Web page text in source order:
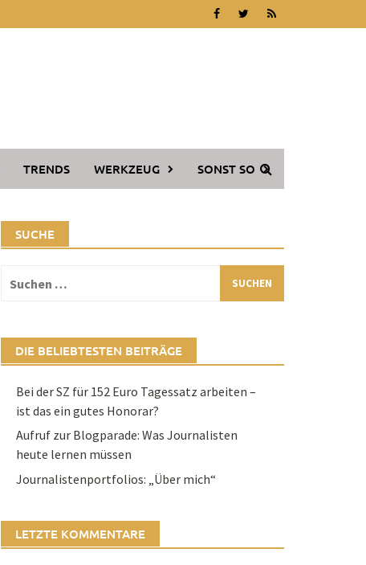
TRENDS WERKZEUG SONST SO
SUCHE
nach:
DIE BELIEBTESTEN BEITRÄGE
Bei der SZ für 152 Euro Tagessatz arbeiten –
ist das ein gutes Honorar?
Aufruf zur Blogparade: Was Journalisten
heute lernen müssen
Journalistenportfolios: „Über mich“
LETZTE KOMMENTARE